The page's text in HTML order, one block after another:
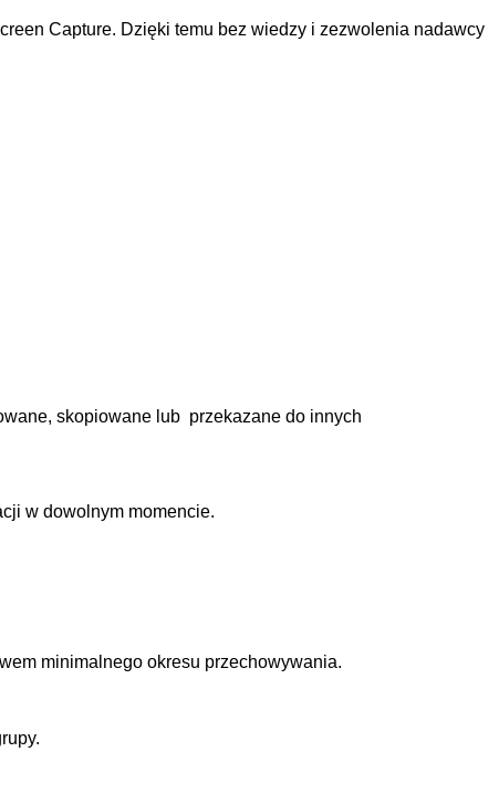
Capture. Dzięki temu bez wiedzy i zezwolenia nadawcy
skopiowane lub przekazane do innych
w dowolnym momencie.
minimalnego okresu przechowywania.